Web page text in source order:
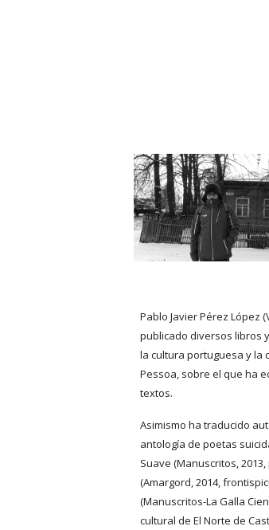
Pablo Javier Pérez López
publicado diversos libros
la cultura portuguesa y la
Pessoa, sobre el que ha
textos.
Asimismo ha traducido
antología de poetas
Suave (Manuscritos,
(Amargord, 2014,
(Manuscritos-La Galla
cultural de El Norte de